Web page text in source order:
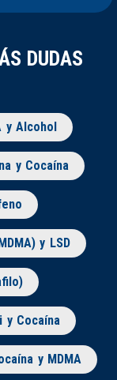
DUDAS
y Alcohol
y Cocaína
y LSD
y Cocaína
y MDMA